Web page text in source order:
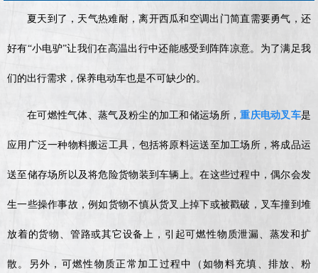
夏天到了，天气热难耐，离开西瓜和空调出门简直需要勇气，还
好有“小电驴”让我们在高温出行中还能感受到阵阵凉意。为了满足我
们的出行需求，保养电动车也是不可缺少的。
在可燃性气体、蒸气及粉尘的加工和储运场所，重庆电动叉车是
应用广泛一种物料搬运工具，包括将原料运送至加工场所，将成品运
送至储存场所以及将危险货物装到车辆上。在这些过程中，偶尔会发
生一些操作事故，例如货物不慎从货叉上掉下或被戳破，叉车撞到堆
放着的货物、管路或其它设备上，引起可燃性物质泄漏、蒸发和扩
散。另外，可燃性物质正常加工过程中（如物料充填、排放、粉